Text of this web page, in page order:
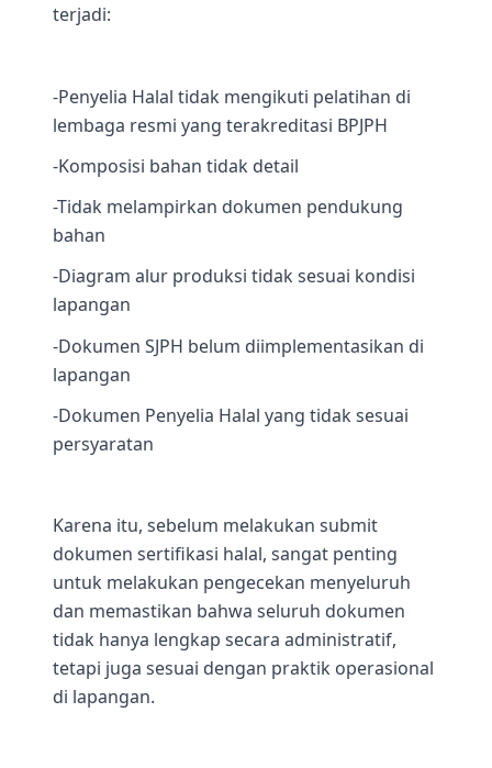
terjadi:
-Penyelia Halal tidak mengikuti pelatihan di
lembaga resmi yang terakreditasi BPJPH
-Komposisi bahan tidak detail
-Tidak melampirkan dokumen pendukung
bahan
-Diagram alur produksi tidak sesuai kondisi
lapangan
-Dokumen SJPH belum diimplementasikan di
lapangan
-Dokumen Penyelia Halal yang tidak sesuai
persyaratan
Karena itu, sebelum melakukan submit
dokumen sertifikasi halal, sangat penting
untuk melakukan pengecekan menyeluruh
dan memastikan bahwa seluruh dokumen
tidak hanya lengkap secara administratif,
tetapi juga sesuai dengan praktik operasional
di lapangan.